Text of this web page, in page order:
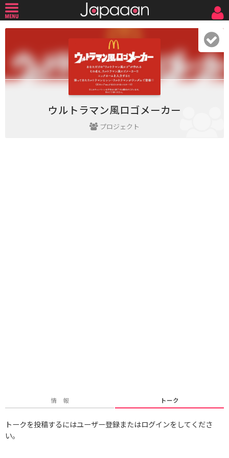
ウルトラマン風ロゴメーカー
プロジェクト
情 報 トーク
トークを投稿するにはユーザー登録またはログインをしてくださ
い。